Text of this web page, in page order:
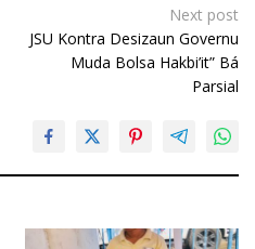
Next post
JSU Kontra Desizaun Governu
Muda Bolsa Hakbi’it” Bá
Parsial